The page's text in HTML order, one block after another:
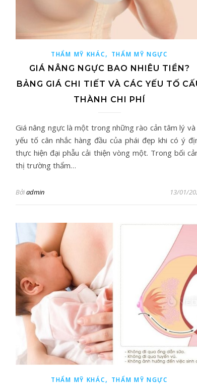
THẨM MỸ KHÁC, THẨM MỸ NGỰC
GIÁ NÂNG NGỰC BAO NHIÊU TIỀN?
BẢNG GIÁ CHI TIẾT VÀ CÁC YẾU TỐ
THÀNH CHI PHÍ
Giá nâng ngực là một trong những rào cản tâm lý và
yếu tố cân nhắc hàng đầu của phái đẹp khi có ý
thực hiện đại phẫu cải thiện vòng một. Trong bối
thị trường thẩm…
Bởiadmin 13/01/
THẨM MỸ KHÁC, THẨM MỸ NGỰC